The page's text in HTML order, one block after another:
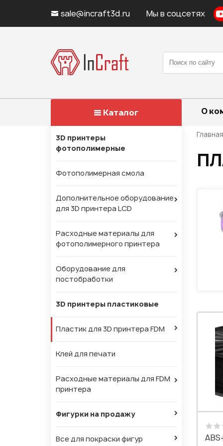
sale@incraft3d.ru Мы в соцсетях
Каталог О
3D принтеры
фотополимерные
Фотополимерная смола
Дополнительное оборудование
для 3D принтера LCD
Расходные материалы для
фотополимерного принтера
Оборудование для
постобработки
3D принтеры пластиковые
Пластик для 3D принтера FDM
Клей для печати
Расходные материалы для FDM
принтера
Фигурки на продажу
Все для покраски фигур
Главная